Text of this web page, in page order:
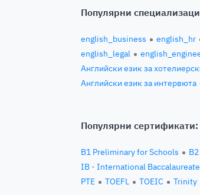
Популярни
english_business english_hr
english_legal
Английски език за
Английски език за интервюта
Популярни сертификати:
B1 Preliminary for Schools
IB - International Baccalaureate
PTE
TOEFL TOEIC Trinity